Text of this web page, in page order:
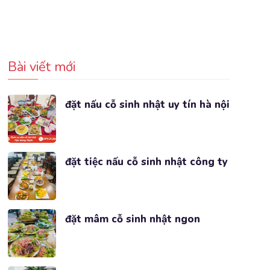
Bài viết mới
đặt nấu cỗ sinh nhật uy tín hà nội
đặt tiệc nấu cỗ sinh nhật công ty
đặt mâm cỗ sinh nhật ngon